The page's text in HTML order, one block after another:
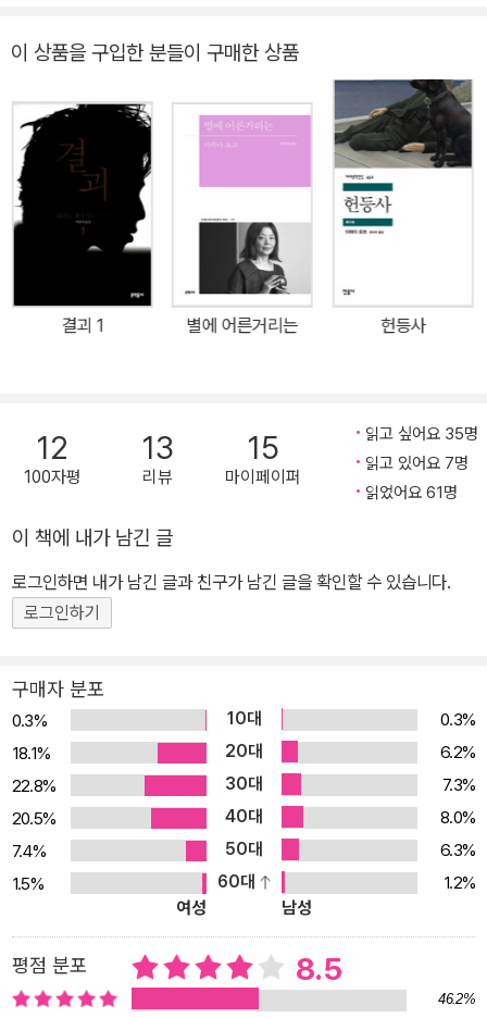
정 없이 물 흐르듯 쏟아져나오는 말은 결코 본질을 꿰뚫어볼 수 없기
때문이다. 당연하게 모국어 단어로 불러왔던 어떤 개념을 낯선 외국
어 명칭으로 부를 때 우리는 한번 더 생각해보게 된다. 연필을 연필이
아니라 독일어 단어 블라이슈티프트(Bleistift)라고 부를 때, 머릿속
에서 블라이슈티프트라는 단어와 연필이라는 개념을 연결시키는 과
정을 한번 더 거쳐야 한다. 그 순간 느끼는 이질감이 바로 다와다 요코
의 문학을 이루는 요소다. 다와다 요코는 작품의 초점을 언어에 둔다.
언어는 인간의 사고와 그 사회의 규범까지도 제약한다. 모국어라는
보호막은 그 밖에 있는 다른 것들을 아예 생각하거나 느끼지도 못하
게 차단해버리는 장벽이기도 하다. 이런 이유로, 다와다는 30년 넘게
스럽게 사용하지 않으려 한다. 사람들은 편하고 자연스러울 때는 문
제를 느끼지 못하다, 낯선 것을 마주하고 나서야 지금까지 당연하다
고 생각해온 것들에 대해 고민하게 된다. 다와다 요코는 바로 이런 순
간이 자기 문학의 시작점이라고 말한다. 때문에 다와다의 작품은 낯
설게 느껴지고, 심지어 조금 불편할지도 모른다. 익숙함에 머무르는
한 경계에는 설 수 없기 때문이다. 낯설게 만든 언어로 언어와 언어 사
이의 경계를 사유하는 것, 그것이 다와다 요코가 문학에서 추구하는
열차가 자주 등장한다. 대학을 졸업한 후 독일로 떠날 때, 다와다는 비
행기가 아닌 열차를 선택했다. 비행기는 목적지에 최대한 빨리 도착
하기 위한 교통수단이며 한번 올라타면 목적지를 바꿀 수도, 자리를
옮길 수도 없다. 반면 열차는 느긋하게 여행을 즐기며 많은 사람을 만
날 수 있고 여정을 변경할 수도 있으며 여행 자체를 포기할 수도 있는,
불확실한 교통수단이다. 『용의자의 야간열차』에서 ‘당신’은 야간열차
를 타고 유럽과 아시아로 여행을 떠난다. 이 여행은 시기도 배경도 명
확하지 않으며 여행자가 누구인지, 목적지가 어디인지조차 분명하지
않다. 그저 시간과 공간의 틀을 넘어 영원히 반복될 뿐이다. 이 소설은
기존의 관념을 뒤흔든다. ‘당신’은 갖고 있던 인식이 계속해서 어긋나
는 경험을 한다. 지역 이름을 듣고 자동적으로 떠올린 이미지는 현지
에서 매번 무참히 배반당한다. 여행길에서 만난 사람들을 보며 추측
이 상품을 구입한 분들이 구매한 상품
결괴 1 별에 어른거리는 헌등사
12
100자평
13
리뷰
15
마이페이퍼
읽고 싶어요 35명
읽고 있어요 7명
읽었어요 61명
이 책에 내가 남긴 글
로그인하면 내가 남긴 글과 친구가 남긴 글을 확인할 수 있습니다.
로그인하기
구매자 분포
0.3% 10대
0.3%
18.1%
20대
6.2%
22.8%
30대
7.3%
20.5%
40대
8.0%
7.4%
50대
6.3%
1.5%
60대
1.2%
여성
남성
평점 분포 8.5
46.2%